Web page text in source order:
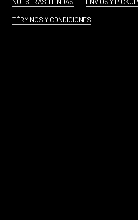
NUESTRAS TIENDAS ENVÍOS Y PICKUP
TÉRMINOS Y CONDICIONES